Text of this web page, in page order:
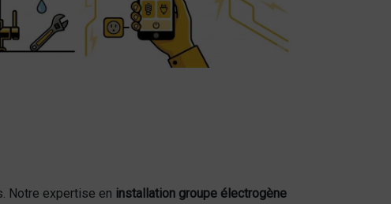
Notre expertise en installation groupe électrogène